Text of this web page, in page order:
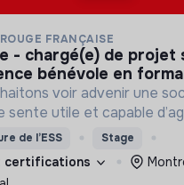
FRANÇAISE
bénévole en
voir advenir une
sente utile et capable
des moyens et des
innovants et adaptés
de l’ESS Stage
certifications